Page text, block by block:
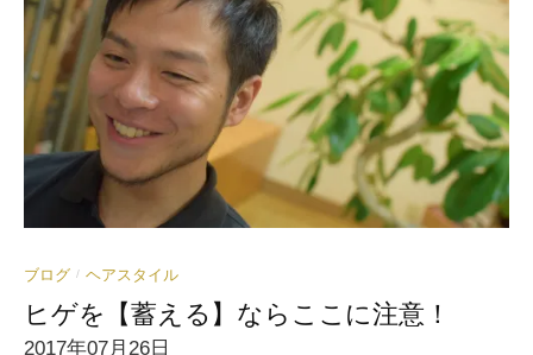
ブログ / ヘアスタイル
ヒゲを【蓄える】ならここに注意！
2017年07月26日